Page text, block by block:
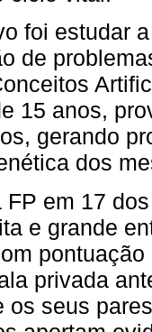
foi estudar
de
15 anos,
gerando
dos
FP em 17
e grande
privada
os seus